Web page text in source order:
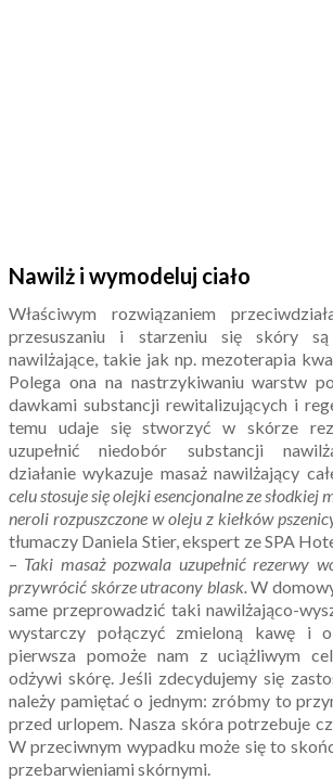
Nawilż i wymodeluj ciało
Właściwym rozwiązaniem
przesuszaniu i starzeniu się skóry
nawilżające, takie jak np. mezoterapia
Polega ona na nastrzykiwaniu warstw
dawkami substancji rewitalizujących i
temu udaje się stworzyć w skórze
uzupełnić niedobór substancji
działanie wykazuje masaż nawilżający
celu stosuje się olejki esencjonalne ze słodkiej
neroli rozpuszczone w oleju z kiełków
tłumaczy Daniela Stier, ekspert ze SPA
– Taki masaż pozwala uzupełnić rezerwy
przywrócić skórze utracony blask.W
same przeprowadzić taki nawilżająco-
wystarczy połączyć zmieloną kawę i
pierwsza pomoże nam z uciążliwym
odżywi skórę. Jeśli zdecydujemy się
należy pamiętać o jednym: zróbmy to
przed urlopem. Nasza skóra potrzebuje
W przeciwnym wypadku może się to
przebarwieniami skórnymi.